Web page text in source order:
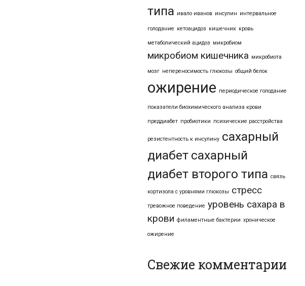
типа ивало иванов инсулин интервальное
голодание кетоацидоз кишечник кровь
метаболический ацидоз микробиом
микробиом кишечника микробиота
мозг непереносимость глюкозы общий белок
ожирение периодическое голодание
показатели биохимического анализа крови
преддиабет пробиотики психические расстройства
резистентность к инсулину сахарный
диабет сахарный
диабет второго типа связь
кортизола с уровнями глюкозы стресс
тревожное поведение уровень сахара в
крови филаментные бактерии хроническое
ожирение
Свежие комментарии